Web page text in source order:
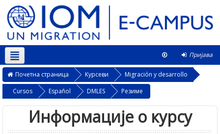
Пријава
Српски ‎(sr_cr)‎ Овај курс
Почетна страница Курсеви
Migración y desarrollo
Cursos
Español DMLES Резиме
Информације о курсу